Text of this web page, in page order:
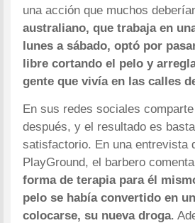
una acción que muchos
australiano, que trabaja en
lunes a sábado, optó por
libre cortando el pelo y
gente que vivía en las calles
En sus redes sociales
después, y el resultado es
satisfactorio. En una entrevista
PlayGround, el barbero
forma de terapia para él
pelo se había convertido en
colocarse, su nueva droga.